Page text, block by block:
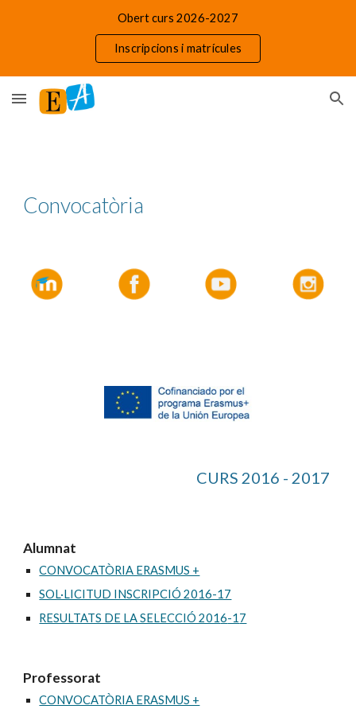
Obert curs 2026-2027
Inscripcions i matrícules
Convocatòria
CURS 2016 - 2017
Alumnat
CONVOCATÒRIA ERASMUS +
SOL·LICITUD INSCRIPCIÓ 2016-17
RESULTATS DE LA SELECCIÓ 2016-17
Professorat
CONVOCATÒRIA ERASMUS +